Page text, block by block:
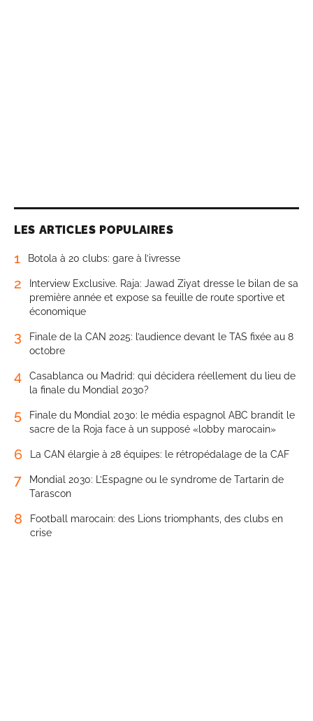
LES ARTICLES POPULAIRES
1 Botola à 20 clubs: gare à l’ivresse
2
Interview Exclusive. Raja: Jawad Ziyat dresse le bilan de sa
première année et expose sa feuille de route sportive et
économique
3
Finale de la CAN 2025: l’audience devant le TAS fixée au 8
octobre
4
Casablanca ou Madrid: qui décidera réellement du lieu de
la finale du Mondial 2030?
5
Finale du Mondial 2030: le média espagnol ABC brandit le
sacre de la Roja face à un supposé «lobby marocain»
6 La CAN élargie à 28 équipes: le rétropédalage de la CAF
7
Mondial 2030: L’Espagne ou le syndrome de Tartarin de
Tarascon
8
Football marocain: des Lions triomphants, des clubs en
crise